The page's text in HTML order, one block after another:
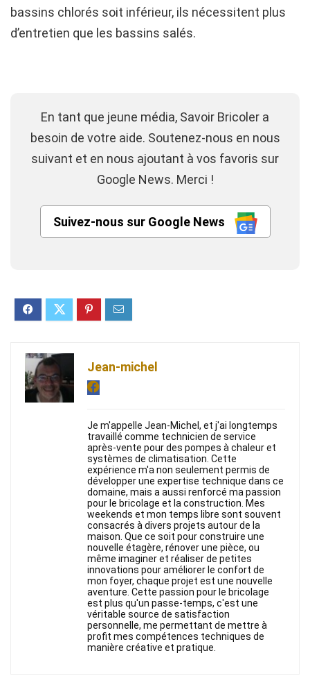
bassins chlorés soit inférieur, ils nécessitent plus
d’entretien que les bassins salés.
En tant que jeune média, Savoir Bricoler a
besoin de votre aide. Soutenez-nous en nous
suivant et en nous ajoutant à vos favoris sur
Google News. Merci !
Suivez-nous sur Google News
Jean-michel
Je m'appelle Jean-Michel, et j'ai longtemps
travaillé comme technicien de service
après-vente pour des pompes à chaleur et
systèmes de climatisation. Cette
expérience m'a non seulement permis de
développer une expertise technique dans ce
domaine, mais a aussi renforcé ma passion
pour le bricolage et la construction. Mes
weekends et mon temps libre sont souvent
consacrés à divers projets autour de la
maison. Que ce soit pour construire une
nouvelle étagère, rénover une pièce, ou
même imaginer et réaliser de petites
innovations pour améliorer le confort de
mon foyer, chaque projet est une nouvelle
aventure. Cette passion pour le bricolage
est plus qu'un passe-temps, c'est une
véritable source de satisfaction
personnelle, me permettant de mettre à
profit mes compétences techniques de
manière créative et pratique.